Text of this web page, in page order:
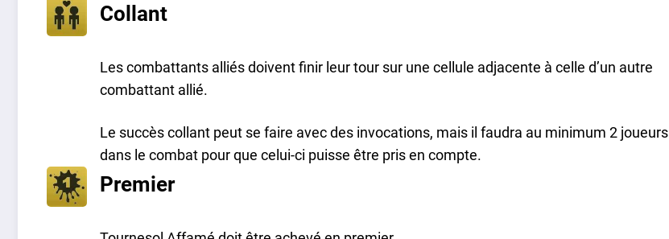
Collant
Les combattants alliés doivent finir leur tour sur une cellule adjacente à celle d’un autre
combattant allié.
Le succès collant peut se faire avec des invocations, mais il faudra au minimum 2 joueurs
dans le combat pour que celui-ci puisse être pris en compte.
Premier